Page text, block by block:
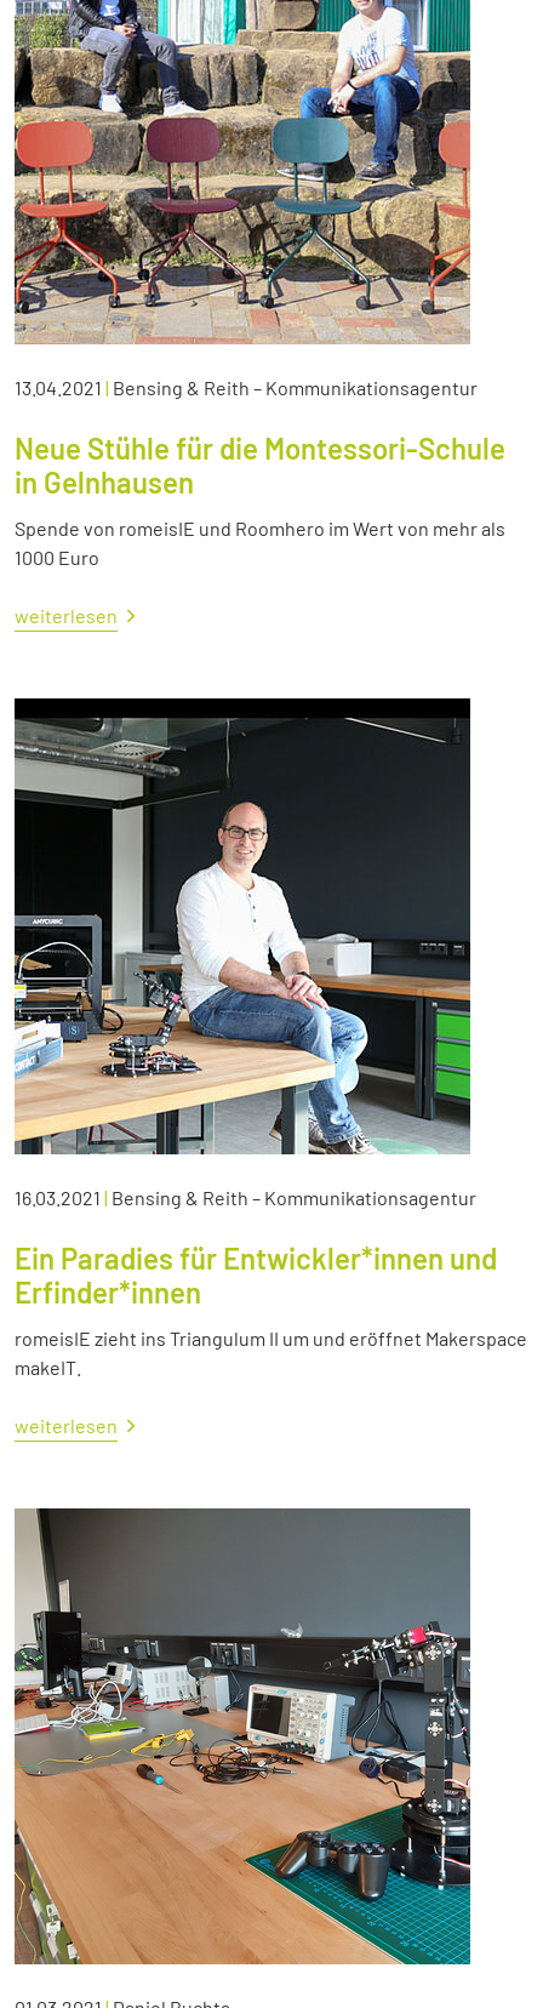
13.04.2021 | Bensing & Reith – Kommunikationsagentur
Neue Stühle für die Montessori-Schule
in Gelnhausen
Spende von romeisIE und Roomhero im Wert von mehr als
1000 Euro
weiterlesen
16.03.2021 | Bensing & Reith – Kommunikationsagentur
Ein Paradies für Entwickler*innen und
Erfinder*innen
romeisIE zieht ins Triangulum II um und eröffnet Makerspace
makeIT.
weiterlesen